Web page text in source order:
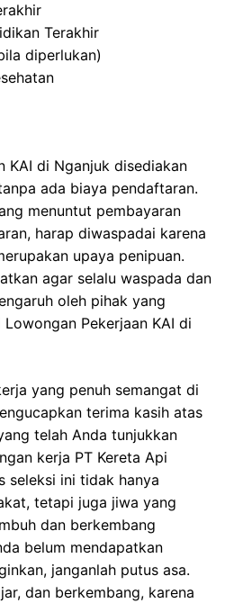
Terakhir
diperlukan)
KAI di Nganjuk disediakan
ada biaya pendaftaran.
menuntut pembayaran
harap diwaspadai karena
upaya penipuan.
agar selalu waspada dan
oleh pihak yang
Pekerjaan KAI di
yang penuh semangat di
terima kasih atas
telah Anda tunjukkan
kerja PT Kereta Api
seleksi ini tidak hanya
tetapi juga jiwa yang
dan berkembang
belum mendapatkan
janganlah putus asa.
dan berkembang, karena